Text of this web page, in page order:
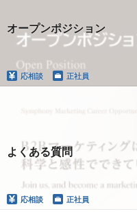
オープンポジション
応相談 正社員
よくある質問
応相談 正社員